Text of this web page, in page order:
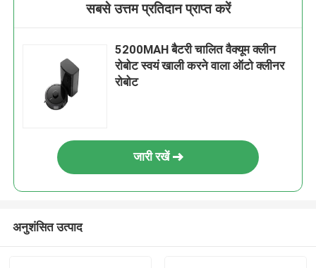
सबसे उत्तम प्रतिदान प्राप्त करें
5200MAH बैटरी चालित वैक्यूम क्लीन
रोबोट स्वयं खाली करने वाला ऑटो क्लीनर
रोबोट
जारी रखें
अनुशंसित उत्पाद